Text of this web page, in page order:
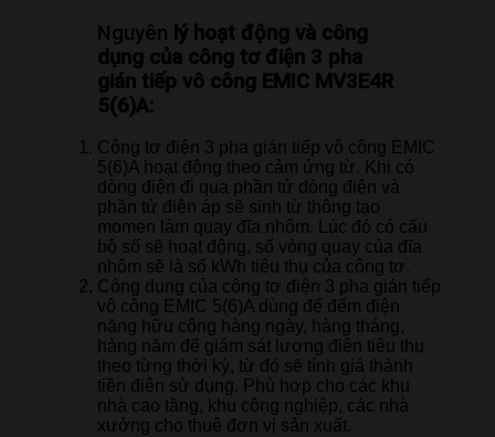
Nguyên lý hoạt động và công
dụng của công tơ điện 3 pha
gián tiếp vô công EMIC MV3E4R
5(6)A:
Công tơ điện 3 pha gián tiếp vô công EMIC
5(6)A hoạt động theo cảm ứng từ. Khi có
dòng điện đi qua phần tử dòng điện và
phần tử điện áp sẽ sinh từ thông tạo
momen làm quay đĩa nhôm. Lúc đó có cấu
bộ số sẽ hoạt động, số vòng quay của đĩa
nhôm sẽ là số kWh tiêu thụ của công tơ.
Công dụng của công tơ điện 3 pha gián tiếp
vô công EMIC 5(6)A dùng để đếm điện
năng hữu công hàng ngày, hàng tháng,
hàng năm để giám sát lượng điện tiêu thụ
theo từng thời kỳ, từ đó sẽ tính giá thành
tiền điện sử dụng. Phù hợp cho các khu
nhà cao tầng, khu công nghiệp, các nhà
xưởng cho thuê đơn vị sản xuất.